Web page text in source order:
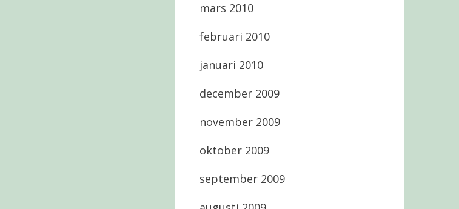
mars 2010
februari 2010
januari 2010
december 2009
november 2009
oktober 2009
september 2009